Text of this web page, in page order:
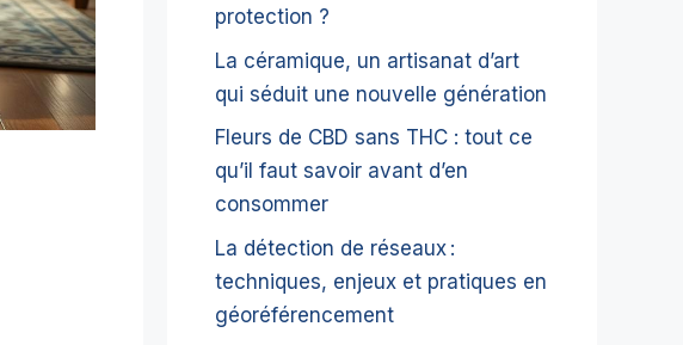
protection ?
La céramique, un artisanat d’art
qui séduit une nouvelle génération
Fleurs de CBD sans THC : tout ce
qu’il faut savoir avant d’en
consommer
La détection de réseaux :
techniques, enjeux et pratiques en
géoréférencement